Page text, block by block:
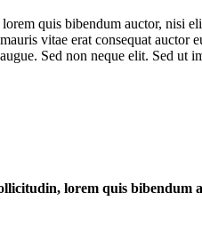
quis bibendum auctor, nisi
vitae erat consequat
Sed non neque elit. Sed
lorem quis bibendum